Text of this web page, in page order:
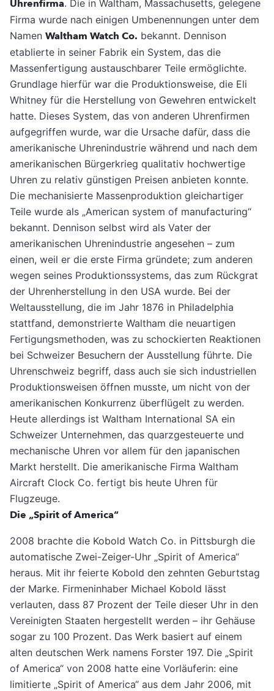
Uhrenfirma. Die in Waltham, Massachusetts, gelegene
Firma wurde nach einigen Umbenennungen unter dem
Namen Waltham Watch Co. bekannt. Dennison
etablierte in seiner Fabrik ein System, das die
Massenfertigung austauschbarer Teile ermöglichte.
Grundlage hierfür war die Produktionsweise, die Eli
Whitney für die Herstellung von Gewehren entwickelt
hatte. Dieses System, das von anderen Uhrenfirmen
aufgegriffen wurde, war die Ursache dafür, dass die
amerikanische Uhrenindustrie während und nach dem
amerikanischen Bürgerkrieg qualitativ hochwertige
Uhren zu relativ günstigen Preisen anbieten konnte.
Die mechanisierte Massenproduktion gleichartiger
Teile wurde als „American system of manufacturing“
bekannt. Dennison selbst wird als Vater der
amerikanischen Uhrenindustrie angesehen – zum
einen, weil er die erste Firma gründete; zum anderen
wegen seines Produktionssystems, das zum Rückgrat
der Uhrenherstellung in den USA wurde. Bei der
Weltausstellung, die im Jahr 1876 in Philadelphia
stattfand, demonstrierte Waltham die neuartigen
Fertigungsmethoden, was zu schockierten Reaktionen
bei Schweizer Besuchern der Ausstellung führte. Die
Uhrenschweiz begriff, dass auch sie sich industriellen
Produktionsweisen öffnen musste, um nicht von der
amerikanischen Konkurrenz überflügelt zu werden.
Heute allerdings ist Waltham International SA ein
Schweizer Unternehmen, das quarzgesteuerte und
mechanische Uhren vor allem für den japanischen
Markt herstellt. Die amerikanische Firma Waltham
Aircraft Clock Co. fertigt bis heute Uhren für
Flugzeuge.
Die „Spirit of America“
2008 brachte die Kobold Watch Co. in Pittsburgh die
automatische Zwei-Zeiger-Uhr „Spirit of America“
heraus. Mit ihr feierte Kobold den zehnten Geburtstag
der Marke. Firmeninhaber Michael Kobold lässt
verlauten, dass 87 Prozent der Teile dieser Uhr in den
Vereinigten Staaten hergestellt werden – ihr Gehäuse
sogar zu 100 Prozent. Das Werk basiert auf einem
alten deutschen Werk namens Forster 197. Die „Spirit
of America“ von 2008 hatte eine Vorläuferin: eine
limitierte „Spirit of America“ aus dem Jahr 2006, mit